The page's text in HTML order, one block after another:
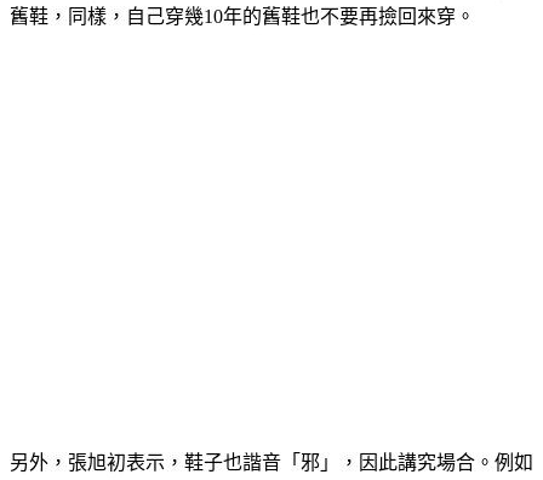
舊鞋，同樣，自己穿幾10年的舊鞋也不要再撿回來穿。
另外，張旭初表示，鞋子也諧音「邪」，因此講究場合。例如